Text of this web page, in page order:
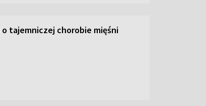
o tajemniczej chorobie mięśni